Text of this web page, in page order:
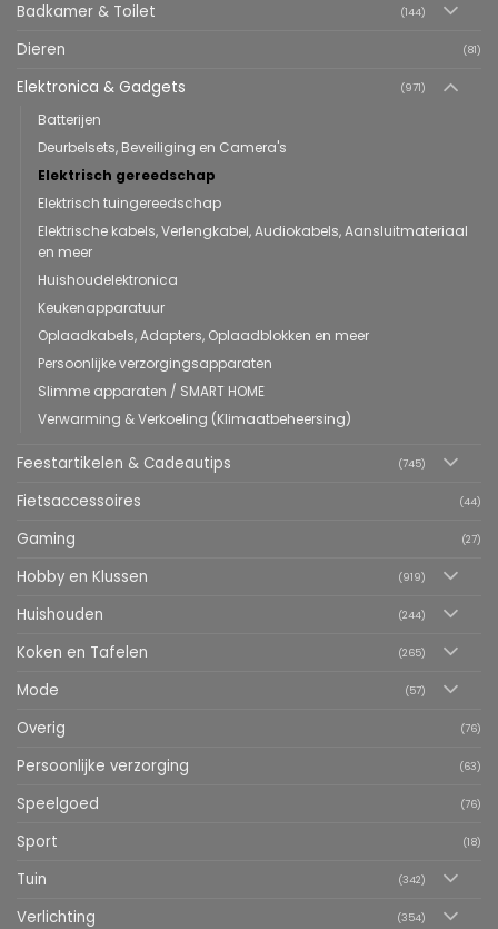
Badkamer & Toilet (144)
Dieren (81)
Elektronica & Gadgets (971)
Batterijen
Deurbelsets, Beveiliging en Camera's
Elektrisch gereedschap
Elektrisch tuingereedschap
Elektrische kabels, Verlengkabel, Audiokabels, Aansluitmateriaal
en meer
Huishoudelektronica
Keukenapparatuur
Oplaadkabels, Adapters, Oplaadblokken en meer
Persoonlijke verzorgingsapparaten
Slimme apparaten / SMART HOME
Verwarming & Verkoeling (Klimaatbeheersing)
Feestartikelen & Cadeautips (745)
Fietsaccessoires (44)
Gaming (27)
Hobby en Klussen (919)
Huishouden (244)
Koken en Tafelen (265)
Mode (57)
Overig (76)
Persoonlijke verzorging (63)
Speelgoed (76)
Sport (18)
Tuin (342)
Verlichting (354)